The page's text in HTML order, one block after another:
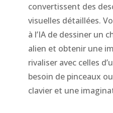
convertissent des
visuelles détaillées.
à l’IA de dessiner un
alien et obtenir une
rivaliser avec celles
besoin de pinceaux
clavier et une